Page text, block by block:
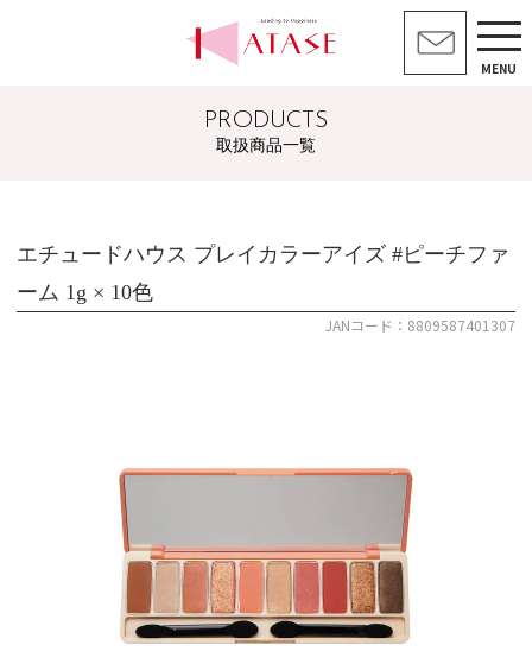
MENU
PRODUCTS
取扱商品一覧
エチュードハウス プレイカラーアイズ #ピーチファ
ーム 1g × 10色
JANコード：8809587401307